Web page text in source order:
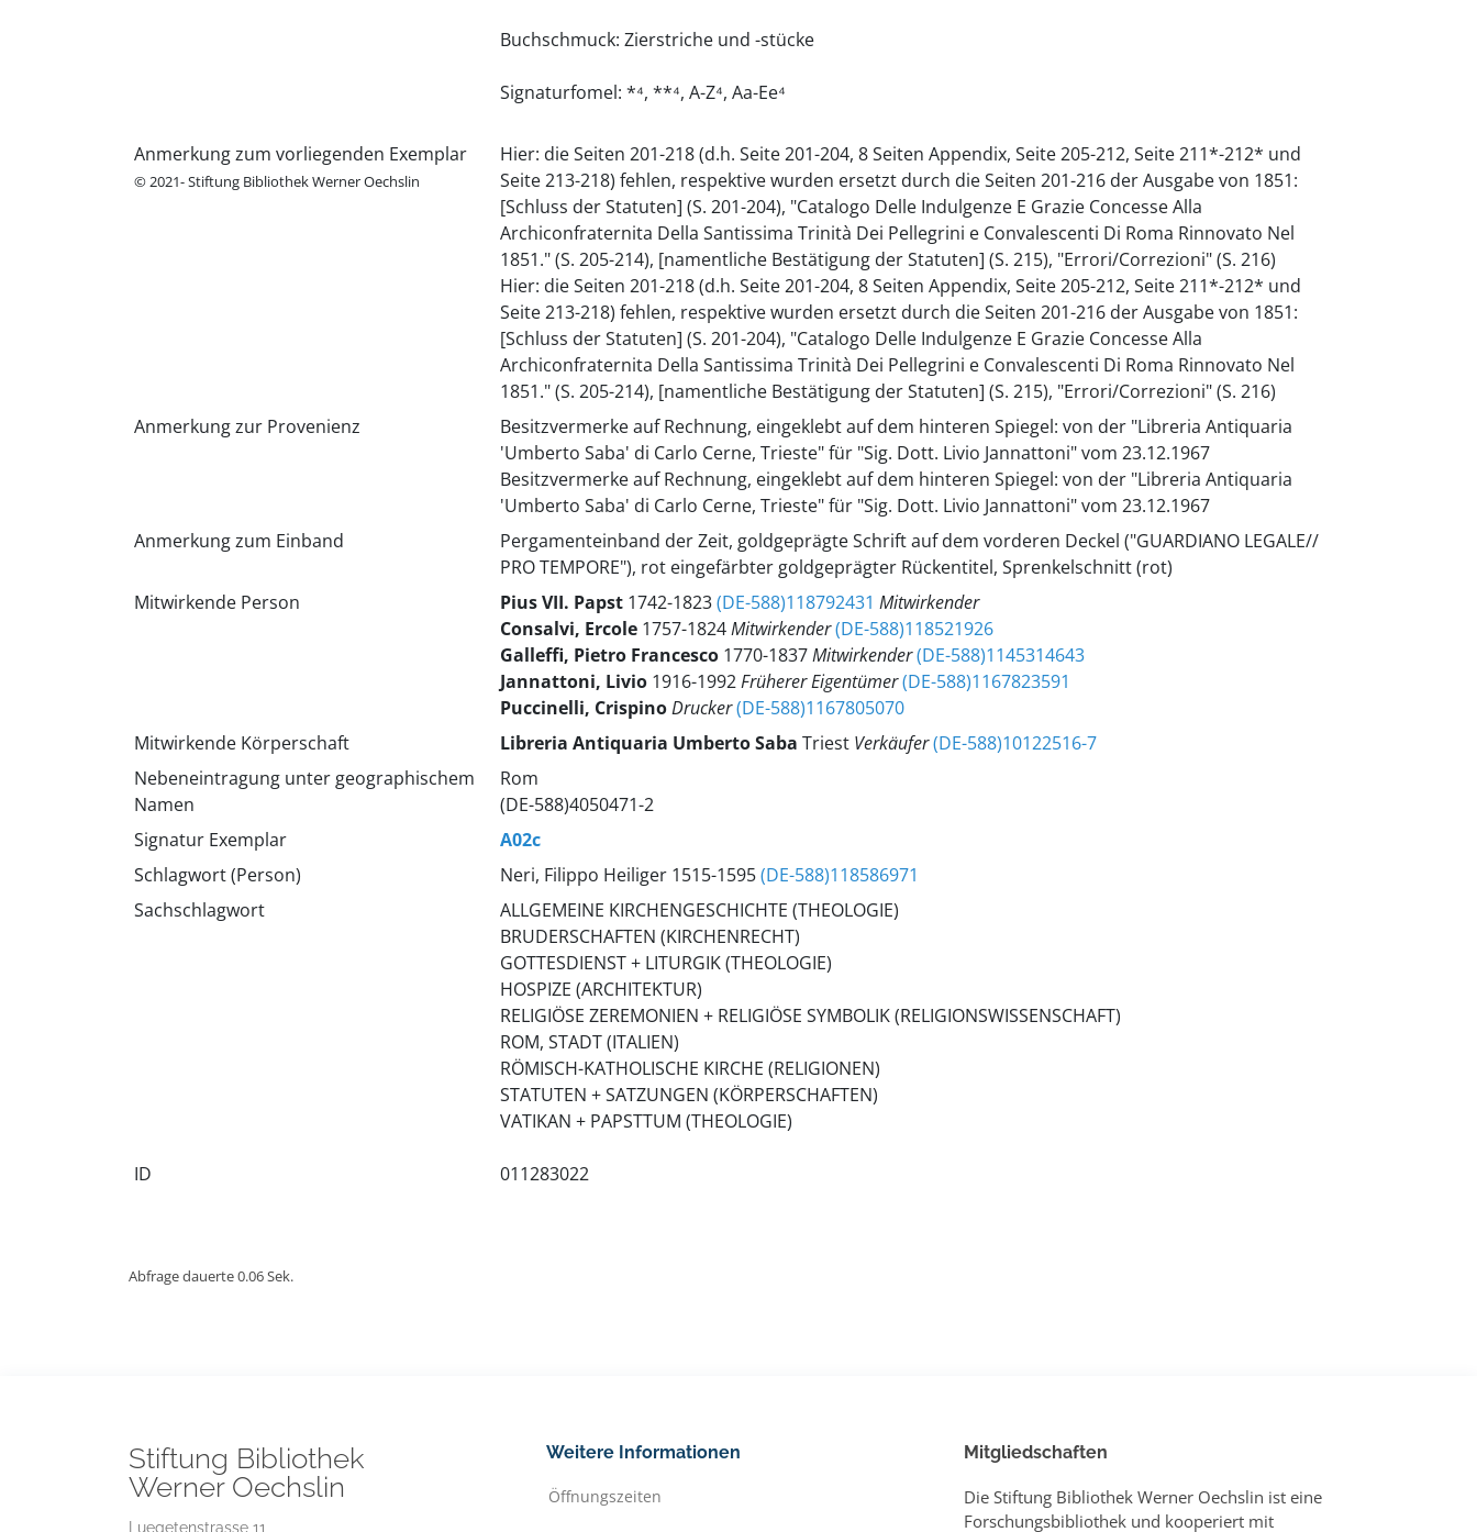
Buchschmuck: Zierstriche und -stücke
Signaturfomel: *⁴, **⁴, A-Z⁴, Aa-Ee⁴
Anmerkung zum vorliegenden Exemplar
© 2021- Stiftung Bibliothek Werner Oechslin
Hier: die Seiten 201-218 (d.h. Seite 201-204, 8 Seiten Appendix, Seite 205-212, Seite 211*-212* und
Seite 213-218) fehlen, respektive wurden ersetzt durch die Seiten 201-216 der Ausgabe von 1851:
[Schluss der Statuten] (S. 201-204), "Catalogo Delle Indulgenze E Grazie Concesse Alla
Archiconfraternita Della Santissima Trinità Dei Pellegrini e Convalescenti Di Roma Rinnovato Nel
1851." (S. 205-214), [namentliche Bestätigung der Statuten] (S. 215), "Errori/Correzioni" (S. 216)
Hier: die Seiten 201-218 (d.h. Seite 201-204, 8 Seiten Appendix, Seite 205-212, Seite 211*-212* und
Seite 213-218) fehlen, respektive wurden ersetzt durch die Seiten 201-216 der Ausgabe von 1851:
[Schluss der Statuten] (S. 201-204), "Catalogo Delle Indulgenze E Grazie Concesse Alla
Archiconfraternita Della Santissima Trinità Dei Pellegrini e Convalescenti Di Roma Rinnovato Nel
1851." (S. 205-214), [namentliche Bestätigung der Statuten] (S. 215), "Errori/Correzioni" (S. 216)
Anmerkung zur Provenienz
Besitzvermerke auf Rechnung, eingeklebt auf dem hinteren Spiegel: von der "Libreria Antiquaria
'Umberto Saba' di Carlo Cerne, Trieste" für "Sig. Dott. Livio Jannattoni" vom 23.12.1967
Besitzvermerke auf Rechnung, eingeklebt auf dem hinteren Spiegel: von der "Libreria Antiquaria
'Umberto Saba' di Carlo Cerne, Trieste" für "Sig. Dott. Livio Jannattoni" vom 23.12.1967
Anmerkung zum Einband
Pergamenteinband der Zeit, goldgeprägte Schrift auf dem vorderen Deckel ("GUARDIANO LEGALE//
PRO TEMPORE"), rot eingefärbter goldgeprägter Rückentitel, Sprenkelschnitt (rot)
Mitwirkende Person
PiusVII. Papst1742-1823(DE-588)118792431 Mitwirkender
Consalvi, Ercole1757-1824Mitwirkender(DE-588)118521926
Galleffi, Pietro Francesco1770-1837Mitwirkender(DE-588)1145314643
Jannattoni, Livio1916-1992Früherer Eigentümer(DE-588)1167823591
Puccinelli, CrispinoDrucker(DE-588)1167805070
Mitwirkende Körperschaft
Libreria Antiquaria Umberto Saba Triest Verkäufer(DE-588)10122516-7
Nebeneintragung unter geographischem
Namen
Rom
(DE-588)4050471-2
Signatur Exemplar
A02c
Schlagwort (Person)
Neri, Filippo Heiliger 1515-1595(DE-588)118586971
Sachschlagwort
ALLGEMEINE KIRCHENGESCHICHTE (THEOLOGIE)
BRUDERSCHAFTEN (KIRCHENRECHT)
GOTTESDIENST + LITURGIK (THEOLOGIE)
HOSPIZE (ARCHITEKTUR)
RELIGIÖSE ZEREMONIEN + RELIGIÖSE SYMBOLIK (RELIGIONSWISSENSCHAFT)
ROM, STADT (ITALIEN)
RÖMISCH-KATHOLISCHE KIRCHE (RELIGIONEN)
STATUTEN + SATZUNGEN (KÖRPERSCHAFTEN)
VATIKAN + PAPSTTUM (THEOLOGIE)
ID 011283022
Abfrage dauerte 0.06 Sek.
Stiftung Bibliothek
Werner Oechslin
Luegetenstrasse 11
Weitere Informationen
Öffnungszeiten
Mitgliedschaften
Die Stiftung Bibliothek Werner Oechslin ist eine
Forschungsbibliothek und kooperiert mit